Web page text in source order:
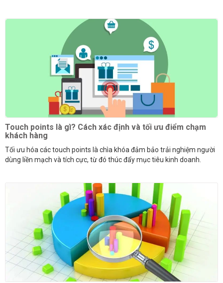
Touch points là gì? Cách xác định và tối ưu điểm chạm
khách hàng
Tối ưu hóa các touch points là chìa khóa đảm bảo trải nghiệm người
dùng liền mạch và tích cực, từ đó thúc đẩy mục tiêu kinh doanh.